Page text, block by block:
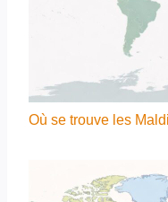
Où se trouve les